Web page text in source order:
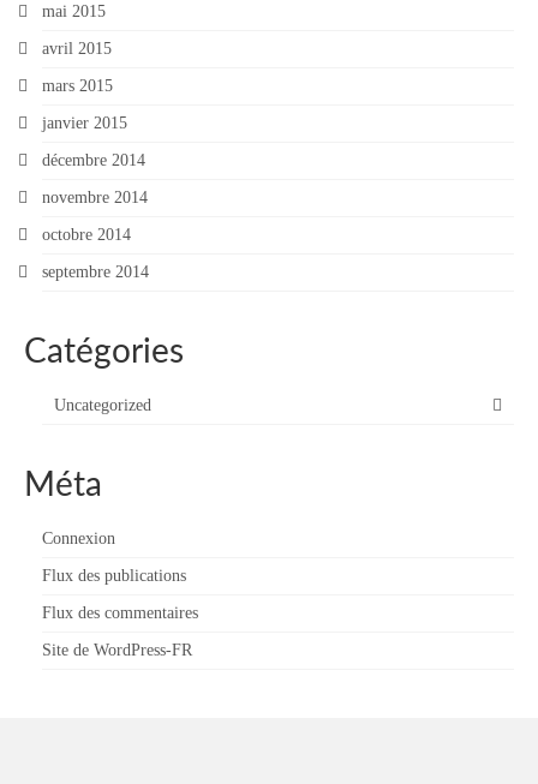
mai 2015
avril 2015
mars 2015
janvier 2015
décembre 2014
novembre 2014
octobre 2014
septembre 2014
Catégories
Uncategorized
Méta
Connexion
Flux des publications
Flux des commentaires
Site de WordPress-FR